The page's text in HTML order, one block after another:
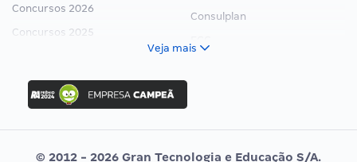
Concursos 2026
Concursos 2025
Concurso Ibama
Concurso MPU
Editais publicados
Consulplan
Vunesp
Veja mais
© 2012 - 2026 Gran Tecnologia e Educação S/A.